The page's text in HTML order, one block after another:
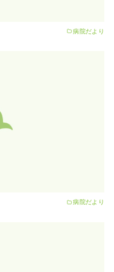
病院だより
病院だより